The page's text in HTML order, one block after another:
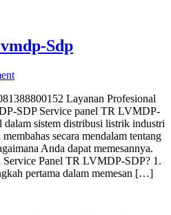
Sdp
Layanan Profesional
SDP Service panel TR LVMDP-
dalam sistem distribusi listrik industri
secara mendalam tentang
Anda dapat memesannya.
Panel TR LVMDP-SDP? 1.
pertama dalam memesan […]